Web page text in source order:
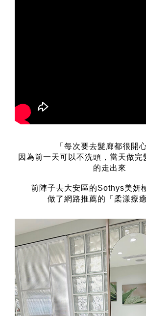
「每次要去髮廊都很開
因為前一天可以不洗頭，當天做完
的走出來
前陣子去大安區的Sothys美妍
做了網路推薦的「柔漾療癒